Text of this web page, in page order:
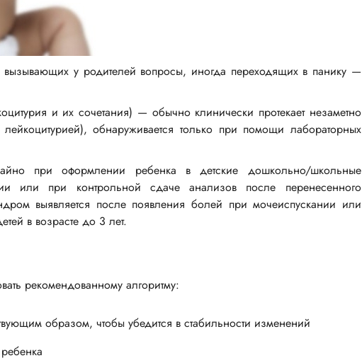
вызывающих у родителей вопросы, иногда переходящих в панику —
и их сочетания) — обычно клинически протекает незаметно
обнаруживается только при помощи лабораторных
при оформлении ребенка в детские дошкольно/школьные
или при контрольной сдаче анализов после перенесенного
выявляется после появления болей при мочеиспускании или
в возрасте до 3 лет.
рекомендованному алгоритму:
образом, чтобы убедится в стабильности изменений